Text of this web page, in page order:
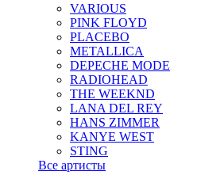
VARIOUS
PINK FLOYD
PLACEBO
METALLICA
DEPECHE MODE
RADIOHEAD
THE WEEKND
LANA DEL REY
HANS ZIMMER
KANYE WEST
STING
Все артисты